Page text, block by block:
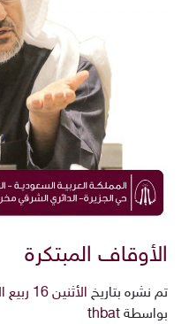
الأوقاف المبتكرة
تم نشره بتاريخ الأثنين 16 ربيع الأول 1442هـ 2-11-2020م
بواسطة thbat